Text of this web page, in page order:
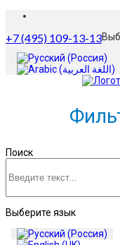
+7 (495) 109-13-13
Поиск
Выберите язык